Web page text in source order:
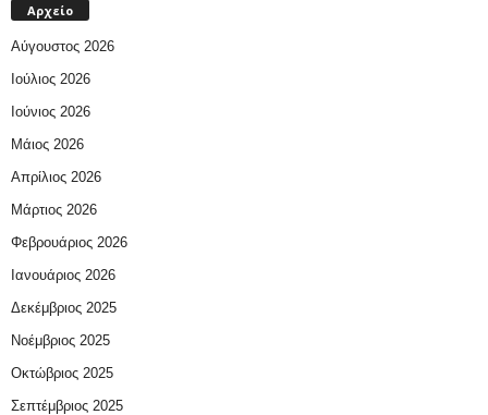
Αρχείο
Αύγουστος 2026
Ιούλιος 2026
Ιούνιος 2026
Μάιος 2026
Απρίλιος 2026
Μάρτιος 2026
Φεβρουάριος 2026
Ιανουάριος 2026
Δεκέμβριος 2025
Νοέμβριος 2025
Οκτώβριος 2025
Σεπτέμβριος 2025